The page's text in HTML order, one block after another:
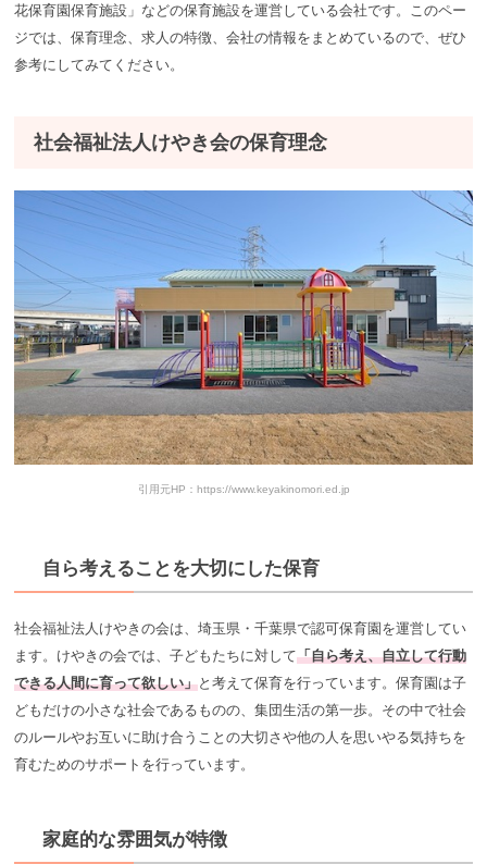
花保育園保育施設」などの保育施設を運営している会社です。このペー
ジでは、保育理念、求人の特徴、会社の情報をまとめているので、ぜひ
参考にしてみてください。
社会福祉法人けやき会の保育理念
引用元HP：https://www.keyakinomori.ed.jp
自ら考えることを大切にした保育
社会福祉法人けやきの会は、埼玉県・千葉県で認可保育園を運営してい
ます。けやきの会では、子どもたちに対して「自ら考え、自立して行動
できる人間に育って欲しい」と考えて保育を行っています。保育園は子
どもだけの小さな社会であるものの、集団生活の第一歩。その中で社会
のルールやお互いに助け合うことの大切さや他の人を思いやる気持ちを
育むためのサポートを行っています。
家庭的な雰囲気が特徴